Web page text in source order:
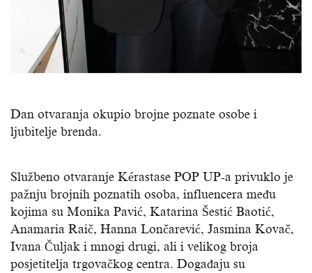
Dan otvaranja okupio brojne poznate osobe i
ljubitelje brenda.
Službeno otvaranje Kérastase POP UP-a privuklo je
pažnju brojnih poznatih osoba, influencera među
kojima su Monika Pavić, Katarina Šestić Baotić,
Anamaria Raič, Hanna Lončarević, Jasmina Kovač,
Ivana Čuljak i mnogi drugi, ali i velikog broja
posjetitelja trgovačkog centra. Događaju su